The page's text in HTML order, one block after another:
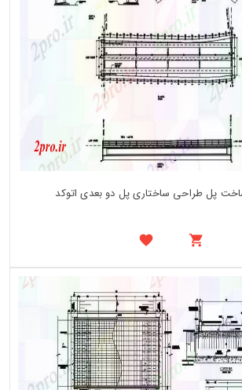
پل طراحی ساختاری پل دو بعدی اتوکد